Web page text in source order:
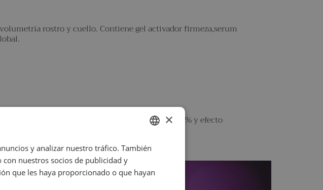
rostro y cuello. Contiene gel activador firmeza,serum
suavizadas,volumetría facial redefinida 80% y efecto
SPANISH
×
y analizar nuestro tráfico. También
nuestros socios de publicidad y
que les haya proporcionado o que hayan